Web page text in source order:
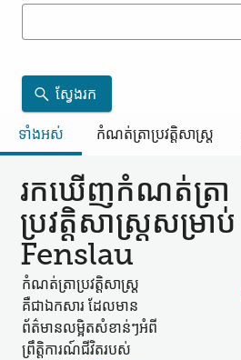
ស្វែងរក
ទាំងអស់
កំណត់ត្រា​ប្រវត្តិសាស្ត្រ
រកឃើញ​កំណត់ត្រា​
ប្រវត្តិសាស្ត្រ​សម្រាប់
Fenslau
កំណត់ត្រា​ប្រវត្តិសាស្ត្រ​
គឺជា​ឯកសារ ដែល​មាន​
ព័ត៌មាន​លម្អិត​សំខាន់ៗ​អំពី​
ព្រឹត្តិការណ៍​ជីវិត​របស់​